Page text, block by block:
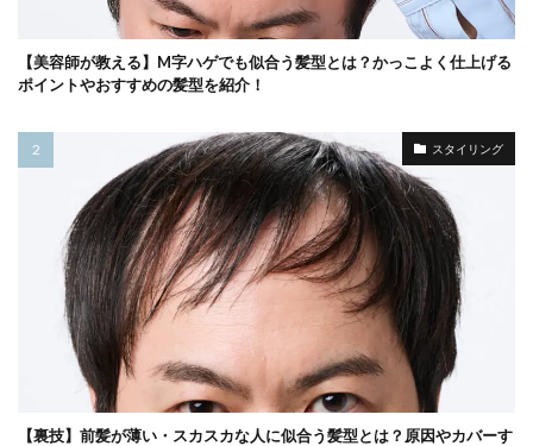
【美容師が教える】M字ハゲでも似合う髪型とは？かっこよく仕上げる
ポイントやおすすめの髪型を紹介！
スタイリング
【裏技】前髪が薄い・スカスカな人に似合う髪型とは？原因やカバーす